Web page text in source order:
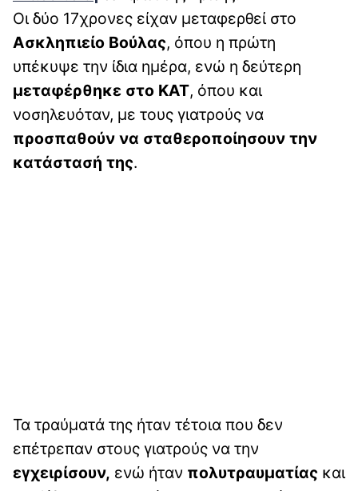
Οι δύο 17χρονες είχαν μεταφερθεί στο
Ασκληπιείο Βούλας, όπου η πρώτη
υπέκυψε την ίδια ημέρα, ενώ η δεύτερη
μεταφέρθηκε στο ΚΑΤ, όπου και
νοσηλευόταν, με τους γιατρούς να
προσπαθούν να σταθεροποίησουν την
κατάστασή της.
Τα τραύματά της ήταν τέτοια που δεν
επέτρεπαν στους γιατρούς να την
εγχειρίσουν, ενώ ήταν πολυτραυματίας και